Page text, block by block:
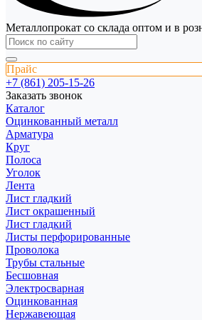
Металлопрокат со склада оптом и в
Прайс
+7 (861) 205-15-26
Заказать звонок
Каталог
Оцинкованный металл
Арматура
Круг
Полоса
Уголок
Лента
Лист гладкий
Лист окрашенный
Лист гладкий
Листы перфорированные
Проволока
Трубы стальные
Бесшовная
Электросварная
Оцинкованная
Нержавеющая